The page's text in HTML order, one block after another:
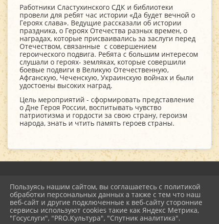
Работники Сластухинского СДК и библиотеки
провели для ребят час истории «Да будет вечной о
Героях слава». Ведущие рассказали об истории
праздника, о Героях Отечества разных времен, о
наградах, которые присваивались за заслуги перед
Отечеством, связанные с совершением
героического подвига. Ребята с большим интересом
слушали о героях- земляках, которые совершили
боевые подвиги в Великую Отечественную,
Афганскую, Чеченскую, Украинскую войнах и были
удостоены высоких наград.
Цель мероприятий - сформировать представление
о Дне Героя России, воспитывать чувство
патриотизма и гордости за свою страну, героизм
народа, знать и чтить память героев страны.
2026 г. mu-emcdk.ru
Вход
Карта сайта
Политика обработки персональных данных
Пользуясь нашим сайтом, вы соглашаетесь с политикой
обработки персональных данных а также с тем что наш
веб-сайт и другие подключенные к веб-сайту сторонние
сервисы используют cookies такие как Яндекс Метрика,
"Госуслуги", "PRO.Культура", "Спутник аналитика".